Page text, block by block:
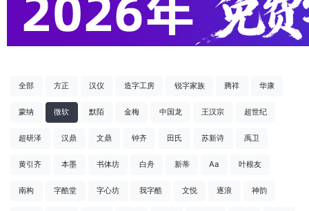
全部 方正 汉仪 造字工房 锐字家族 腾祥 华康
蒙纳 微软 默陌 金梅 中国龙 王汉宗 超世纪
超研泽 汉鼎 文鼎 钟齐 田氏 苏新诗 禹卫
黄引齐 本墨 书体坊 白舟 新蒂 Aa 叶根友
南构 字酷堂 字心坊 我字酷 文悦 逐浪 神韵